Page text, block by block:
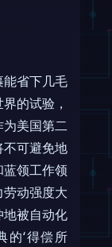
省下几毛
的试验，
美国第二
可避免地
领工作领
动强度大
被自动化
的‘得偿所